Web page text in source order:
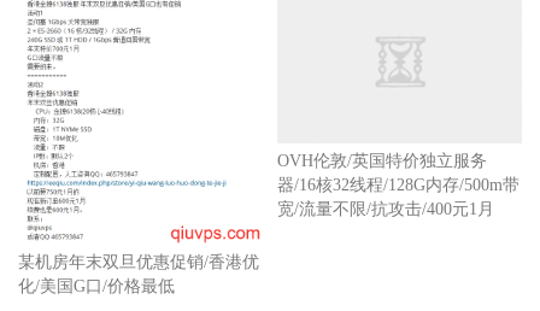
某机房年末双旦优惠促销/香港优
化/美国G口/价格最低